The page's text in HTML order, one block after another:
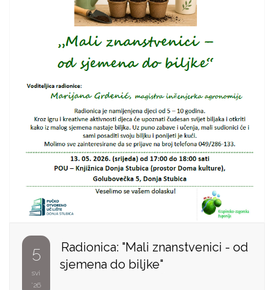
5
svi
'26
Radionica: "Mali znanstvenici - od
sjemena do biljke"